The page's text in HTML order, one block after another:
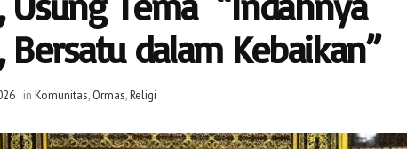
Bersatu dalam Kebaikan”
in Komunitas, Ormas,Religi